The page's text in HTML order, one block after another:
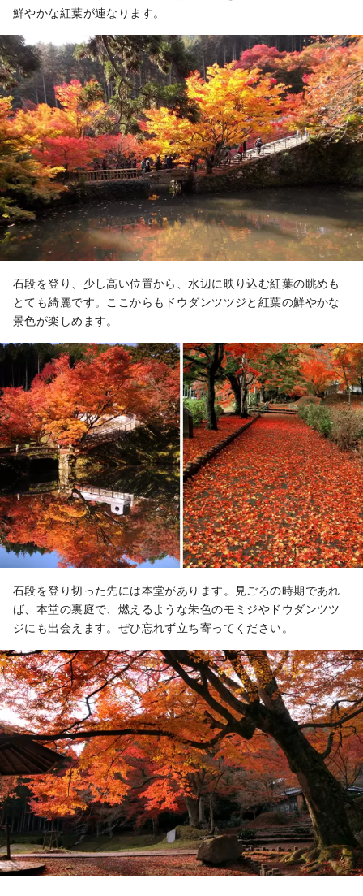
鮮やかな紅葉が連なります。
石段を登り、少し高い位置から、水辺に映り込む紅葉の眺めも
とても綺麗です。ここからもドウダンツツジと紅葉の鮮やかな
景色が楽しめます。
石段を登り切った先には本堂があります。見ごろの時期であれ
ば、本堂の裏庭で、燃えるような朱色のモミジやドウダンツツ
ジにも出会えます。ぜひ忘れず立ち寄ってください。